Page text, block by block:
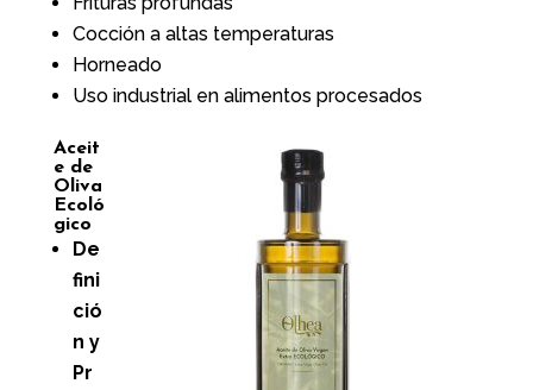
Cocción a altas temperaturas
Horneado
Uso industrial en alimentos procesados
Aceit
e de
Oliva
Ecoló
gico
De
fini
ció
n y
Pr